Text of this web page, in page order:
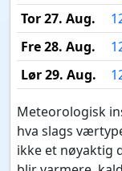
Tor 27. Aug.
Fre 28. Aug.
Lør 29. Aug.
Meteorologisk
hva slags
ikke et nøyaktig